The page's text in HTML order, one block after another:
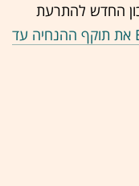
החדש להתרעת
האריכה EASA את תוקף ההנחיה עד